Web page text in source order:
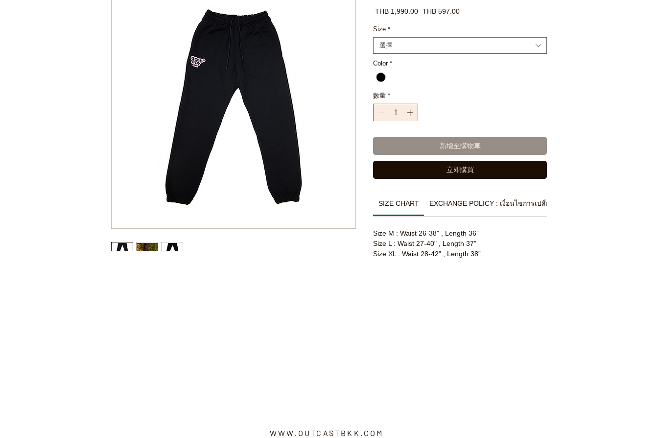
THB 1,990.00 一
格
THB 597.00促
格
Size *
選擇
Color *
數量 *
新增至購物車
立即購買
SIZE CHART EXCHANGE POLICY : เงื่อนไขการเปลี่ยนสินค้า
Size M : Waist 26-38" , Length 36”
Size L : Waist 27-40" , Length 37”
Size XL : Waist 28-42" , Length 38”
WWW.OUTCASTBKK.COM